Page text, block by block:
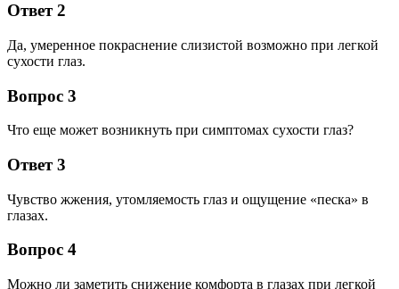
Ответ 2
Да, умеренное покраснение слизистой возможно при легкой
сухости глаз.
Вопрос 3
Что еще может возникнуть при симптомах сухости глаз?
Ответ 3
Чувство жжения, утомляемость глаз и ощущение «песка» в
глазах.
Вопрос 4
Можно ли заметить снижение комфорта в глазах при легкой